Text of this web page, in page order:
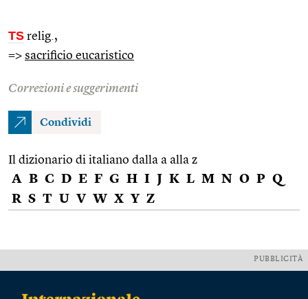
TS relig. ,
=> sacrificio eucaristico
Correzioni e suggerimenti
Condividi
Il dizionario di italiano dalla a alla z
A B C D E F G H I J K L M N O P Q
R S T U V W X Y Z
PUBBLICITÀ